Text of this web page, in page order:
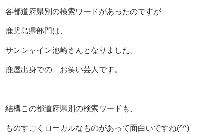
各都道府県別の検索ワードがあったのですが、
鹿児島県部門は、
サンシャイン池崎さんとなりました。
鹿屋出身での、お笑い芸人です。
結構この都道府県別の検索ワードも、
ものすごくローカルなものがあって面白いですね(^^)